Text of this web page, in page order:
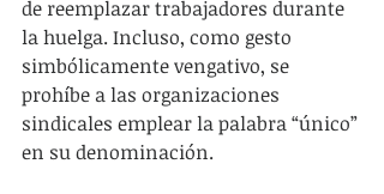
de reemplazar trabajadores durante
la huelga. Incluso, como gesto
simbólicamente vengativo, se
prohíbe a las organizaciones
sindicales emplear la palabra “único”
en su denominación.